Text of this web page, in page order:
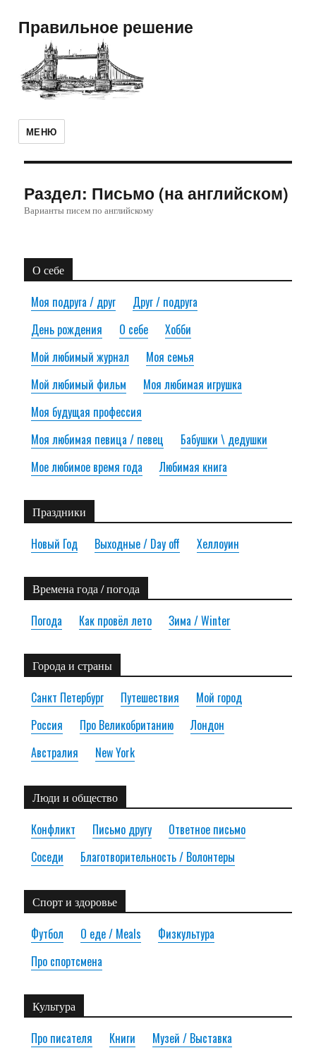
Правильное решение
МЕНЮ
Раздел: Письмо (на английском)
Варианты писем по английскому
О себе
Моя подруга / друг
Друг / подруга
День рождения
О себе
Хобби
Мой любимый журнал
Моя семья
Мой любимый фильм
Моя любимая игрушка
Моя будущая профессия
Моя любимая певица / певец
Бабушки \ дедушки
Мое любимое время года
Любимая книга
Праздники
Новый Год Выходные / Day off Хеллоуин
Времена года / погода
Погода Как провёл лето Зима / Winter
Города и страны
Санкт Петербург Путешествия
Мой город
Россия
Про Великобританию
Лондон
Австралия
New York
Люди и общество
Конфликт Письмо другу
Ответное письмо
Соседи
Благотворительность / Волонтеры
Спорт и здоровье
Футбол О еде / Meals
Физкультура
Про спортсмена
Культура
Про писателя Книги
Музей / Выставка